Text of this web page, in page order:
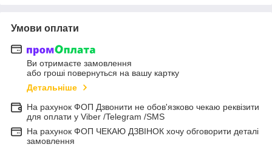
Умови оплати
Ви отримаєте замовлення
або гроші повернуться на вашу картку
Детальніше
На рахунок ФОП Дзвонити не обов'язково чекаю реквізити
для оплати у Viber /Telegram /SMS
На рахунок ФОП ЧЕКАЮ ДЗВІНОК хочу обговорити деталі
замовлення